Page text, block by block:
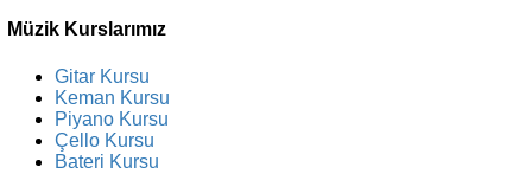
Müzik Kurslarımız
Gitar Kursu
Keman Kursu
Piyano Kursu
Çello Kursu
Bateri Kursu